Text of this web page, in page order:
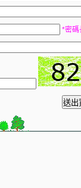
*密碼